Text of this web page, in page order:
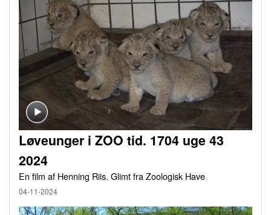
Løveunger i ZOO tid. 1704 uge 43
2024
En film af Henning Riis. Glimt fra Zoologisk Have
04-11-2024